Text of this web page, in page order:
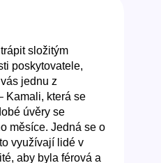
složitým
poskytovatele,
jednu z
Kamali, která se
úvěry se
měsíce. Jedná se o
využívají lidé v
aby byla férová a